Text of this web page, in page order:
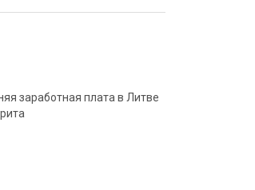
заработная плата в Литве